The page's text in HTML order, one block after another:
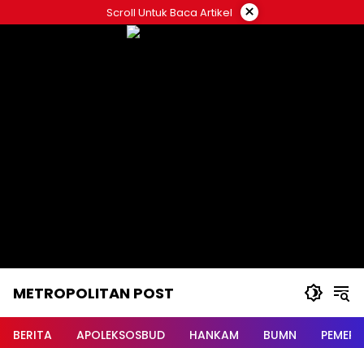
ke
Scroll Untuk Baca Artikel ×
METROPOLITAN POST
BERITA APOLEKSOSBUD HANKAM BUMN